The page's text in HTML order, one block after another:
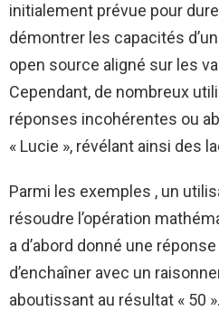
initialement prévue pour
démontrer les capacités
open source aligné sur les
Cependant, de nombreux
réponses incohérentes ou
« Lucie », révélant ainsi des
Parmi les exemples , un
résoudre l’opération
a d’abord donné une
d’enchaîner avec un
aboutissant au résultat « 50